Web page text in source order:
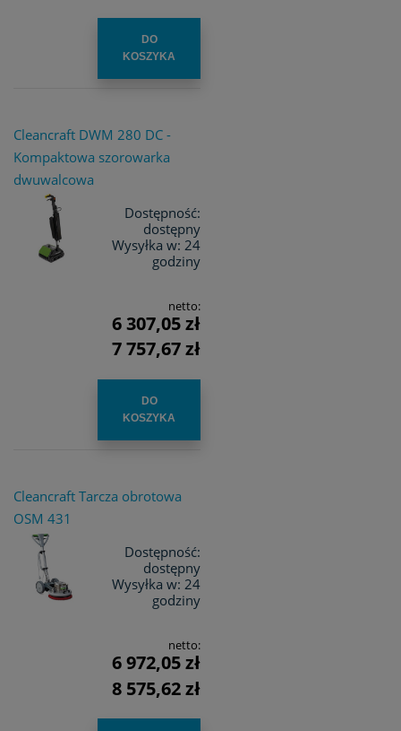
DO
KOSZYKA
Cleancraft DWM 280 DC -
Kompaktowa szorowarka
dwuwalcowa
Dostępność:
dostępny
Wysyłka w: 24
godziny
netto:
6 307,05 zł
7 757,67 zł
DO
KOSZYKA
Cleancraft Tarcza obrotowa
OSM 431
Dostępność:
dostępny
Wysyłka w: 24
godziny
netto:
6 972,05 zł
8 575,62 zł